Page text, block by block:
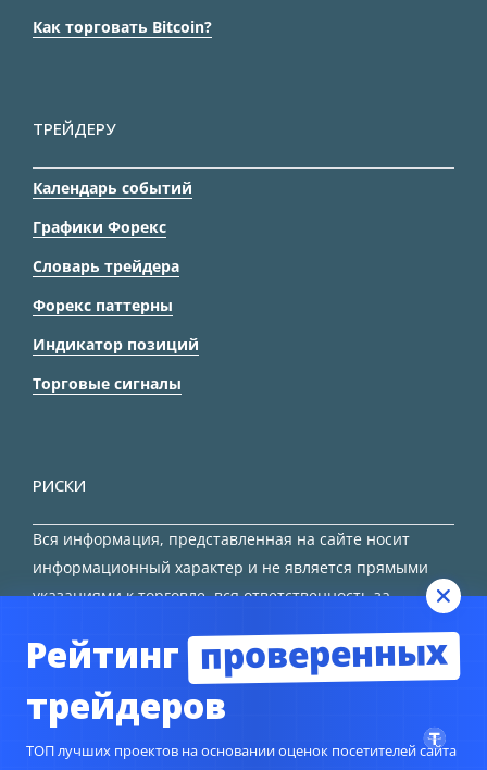
Как торговать Bitcoin?
ТРЕЙДЕРУ
Календарь событий
Графики Форекс
Словарь трейдера
Форекс паттерны
Индикатор позиций
Торговые сигналы
РИСКИ
Вся информация, представленная на сайте носит
информационный характер и не является прямыми
указаниями к торговле, вся ответственность за
Рейтинг проверенных
трейдеров
ТОП лучших проектов на основании оценок посетителей сайта